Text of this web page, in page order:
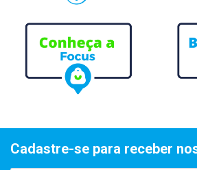
Cadastre-se para receber